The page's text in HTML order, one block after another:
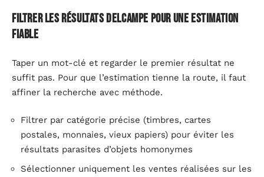
Filtrer les résultats Delcampe pour une estimation
fiable
Taper un mot-clé et regarder le premier résultat ne
suffit pas. Pour que l’estimation tienne la route, il faut
affiner la recherche avec méthode.
Filtrer par catégorie précise (timbres, cartes
postales, monnaies, vieux papiers) pour éviter les
résultats parasites d’objets homonymes
Sélectionner uniquement les ventes réalisées sur les